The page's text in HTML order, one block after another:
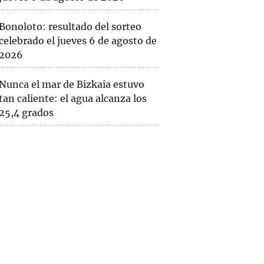
resultado del sorteo
el jueves 6 de agosto de
el mar de Bizkaia estuvo
caliente: el agua alcanza los
grados